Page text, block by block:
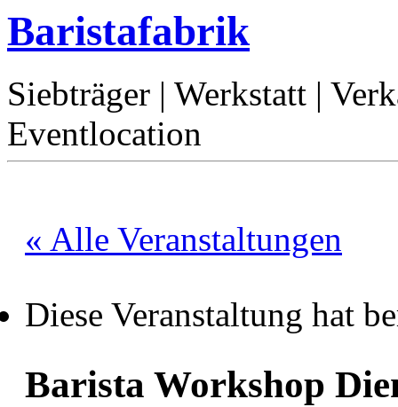
Baristafabrik
Siebträger | Werkstatt |
Eventlocation
« Alle Veranstaltungen
Diese Veranstaltung hat
Barista Workshop